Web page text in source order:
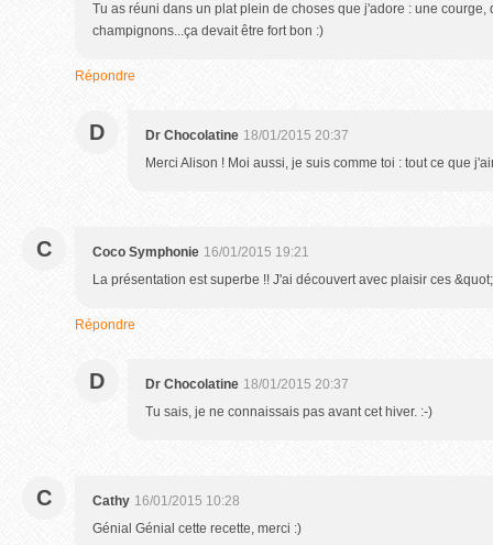
Tu as réuni dans un plat plein de choses que j'adore : une courge,
champignons...ça devait être fort bon :)
Répondre
D Dr Chocolatine 18/01/2015 20:37
Merci Alison ! Moi aussi, je suis comme toi : tout ce que
C Coco Symphonie 16/01/2015 19:21
La présentation est superbe !! J'ai découvert avec plaisir ces
Répondre
D Dr Chocolatine 18/01/2015 20:37
Tu sais, je ne connaissais pas avant cet hiver. :-)
C Cathy 16/01/2015 10:28
Génial Génial cette recette, merci :)